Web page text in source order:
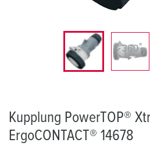
Kupplung PowerTOP®
ErgoCONTACT® 14678